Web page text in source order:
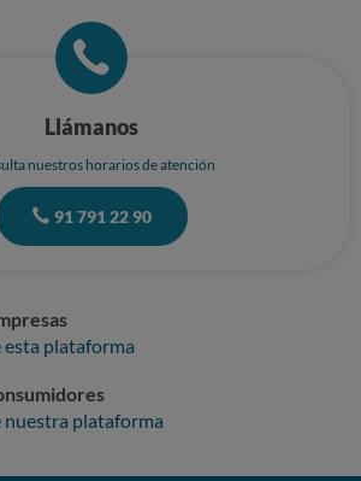
Llámanos
nuestros horarios de atención
91 791 22 90
esta plataforma
nuestra plataforma